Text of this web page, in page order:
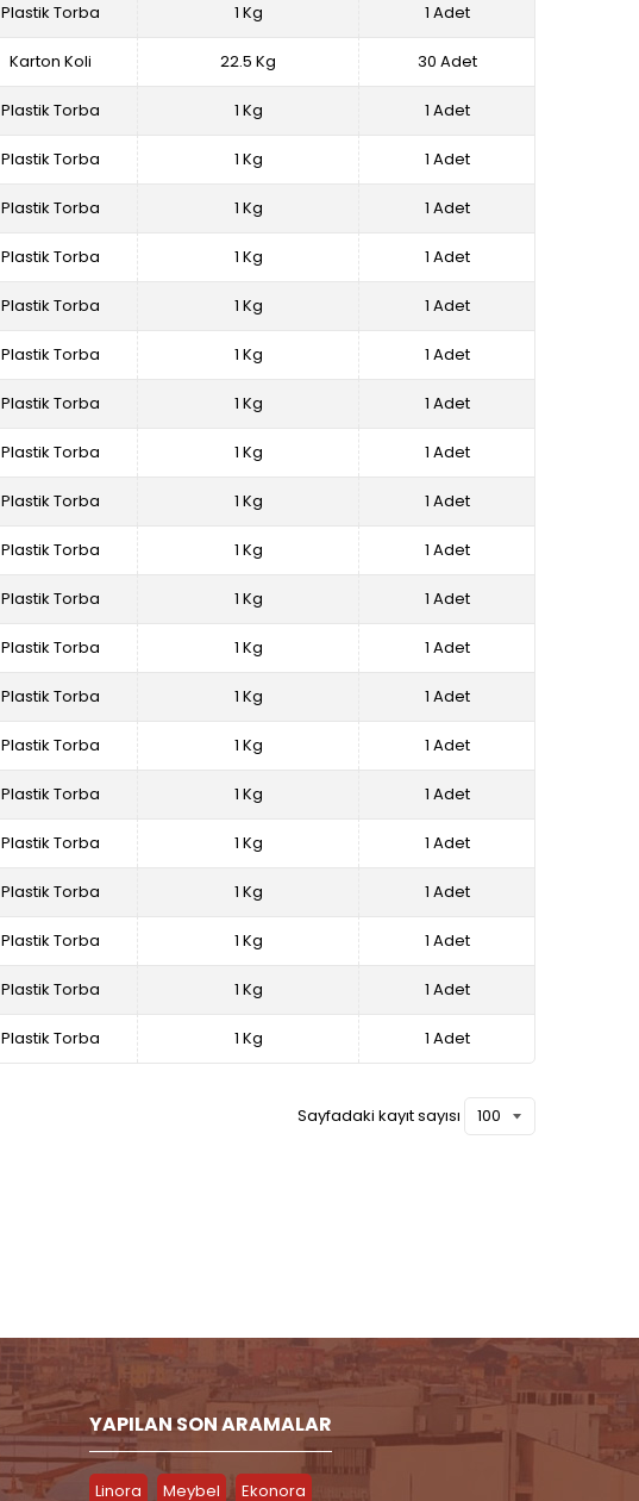
Plastik Torba 1 Kg 1 Adet
Karton Koli 22.5 Kg 30 Adet
Plastik Torba 1 Kg 1 Adet
Plastik Torba 1 Kg 1 Adet
Plastik Torba 1 Kg 1 Adet
Plastik Torba 1 Kg 1 Adet
Plastik Torba 1 Kg 1 Adet
Plastik Torba 1 Kg 1 Adet
Plastik Torba 1 Kg 1 Adet
Plastik Torba 1 Kg 1 Adet
Plastik Torba 1 Kg 1 Adet
Plastik Torba 1 Kg 1 Adet
Plastik Torba 1 Kg 1 Adet
Plastik Torba 1 Kg 1 Adet
Plastik Torba 1 Kg 1 Adet
Plastik Torba 1 Kg 1 Adet
Plastik Torba 1 Kg 1 Adet
Plastik Torba 1 Kg 1 Adet
Plastik Torba 1 Kg 1 Adet
Plastik Torba 1 Kg 1 Adet
Plastik Torba 1 Kg 1 Adet
Plastik Torba 1 Kg 1 Adet
Sayfadaki kayıt sayısı
YAPILAN SON ARAMALAR
Linora Meybel Ekonora